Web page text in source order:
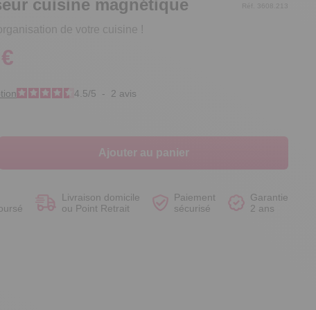
cuisine magnétique
de votre cuisine !
Réf. 3608.213
4.5/5 - 2 avis
Ajouter au panier
Livraison domicile
ou Point Retrait
Paiement
sécurisé
Garantie
2 ans